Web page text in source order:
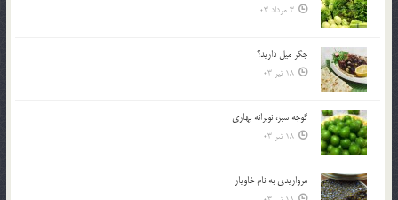
3 مرداد 03
جگر ميل داريد؟
18 تیر 03
گوجه سبز، نوبرانه بهاري
18 تیر 03
مرواريدي به نام خاويار